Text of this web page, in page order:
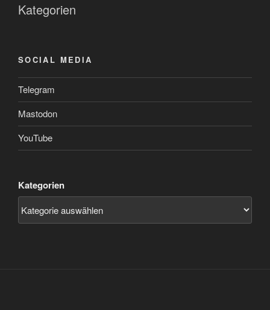
Kategorien
SOCIAL MEDIA
Telegram
Mastodon
YouTube
Kategorien